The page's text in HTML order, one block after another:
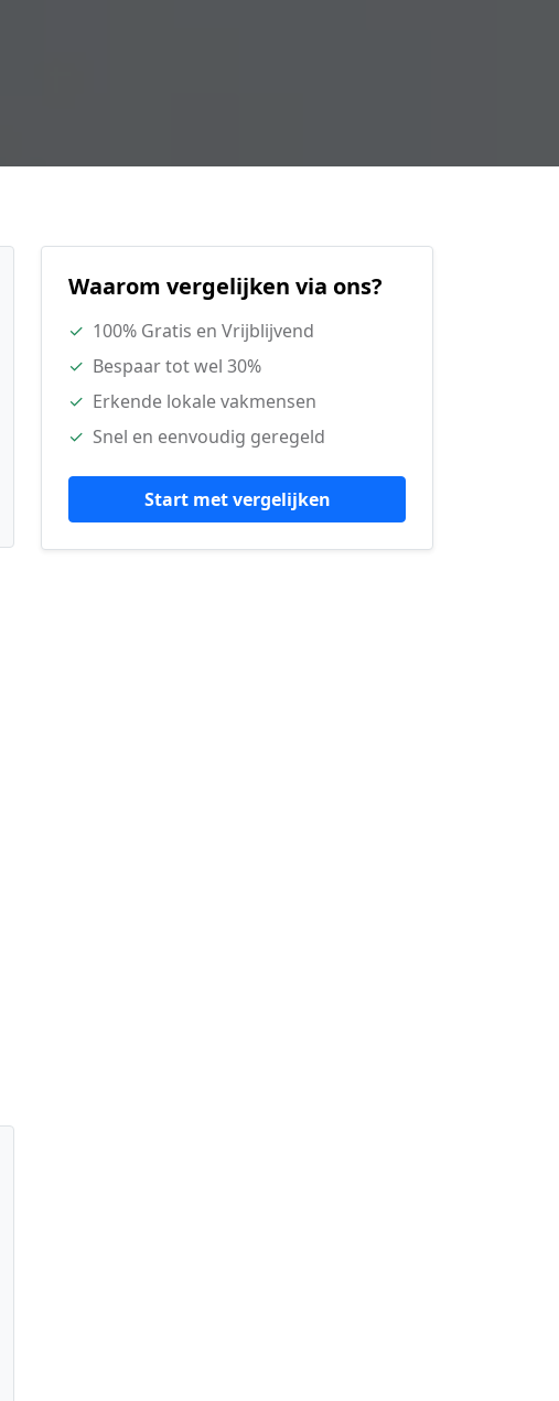
Waarom vergelijken via ons?
✓ 100% Gratis en Vrijblijvend
✓ Bespaar tot wel 30%
✓ Erkende lokale vakmensen
✓ Snel en eenvoudig geregeld
Start met vergelijken